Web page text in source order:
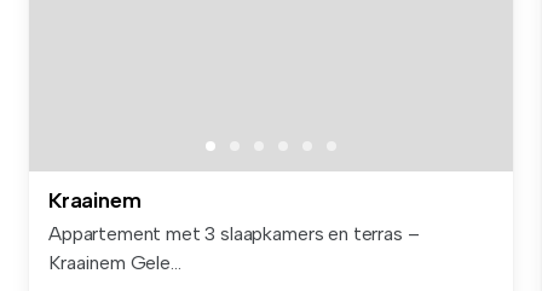
Kraainem
Appartement met 3 slaapkamers en terras –
Kraainem Gele...